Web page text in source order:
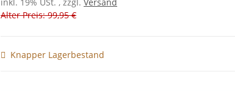
Alter Preis: 99,95 €
Knapper Lagerbestand